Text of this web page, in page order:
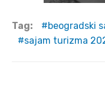
Tag: beogradski
sajam turizma